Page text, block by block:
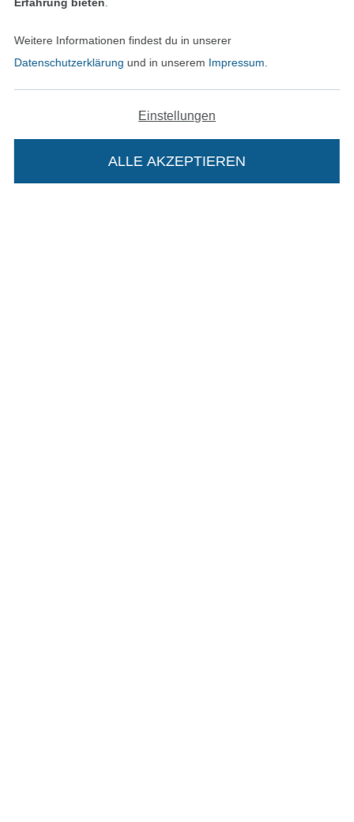
In deinen Warenkorb
Unsere Versandpartner
In den deutschen Shop wechseln (aktuell
Weitere Informationen findest du in unserer
Datenschutzerklärung und in unserem Impressum
Einstellungen
ALLE AKZEPTIEREN